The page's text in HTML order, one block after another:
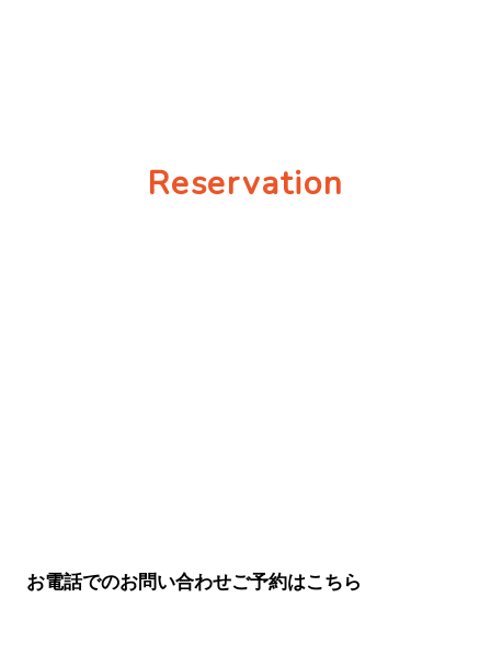
Reservation
お電話でのお問い合わせご予約はこちら